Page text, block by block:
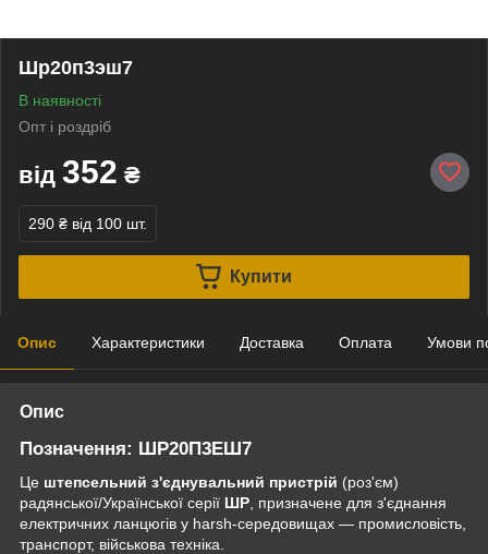
Шр20п3эш7
В наявності
Опт і роздріб
від 352 ₴
290 ₴ від 100 шт.
Купити
Опис Характеристики Доставка Оплата Умови
Опис
Позначення: ШР20П3ЕШ7
Це штепсельний з'єднувальний пристрій (роз'єм)
радянської/Української серії ШР , призначене для з'єднання
електричних ланцюгів у harsh-середовищах — промисловість,
транспорт, військова техніка.